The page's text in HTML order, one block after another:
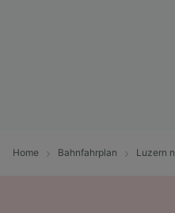
Home Bahnfahrplan Luzern